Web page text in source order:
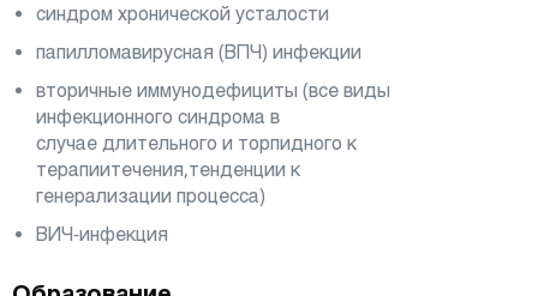
синдром хронической усталости
папилломавирусная (ВПЧ) инфекции
вторичные иммунодефициты (все виды
инфекционного синдрома в
случае длительного и торпидного к
терапиитечения,тенденции к
генерализации процесса)
ВИЧ-инфекция